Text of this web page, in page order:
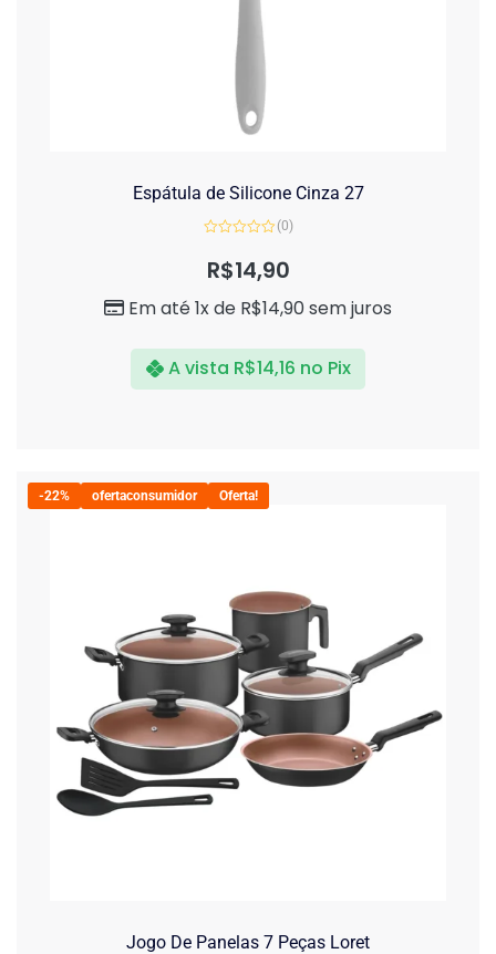
Espátula de Silicone Cinza 27
de
(0)
R$14,90
Em até 1x de R$14,90sem juros
A vista R$14,16 no Pix
-22% ofertaconsumidor Oferta!
Jogo De Panelas 7 Peças Loret